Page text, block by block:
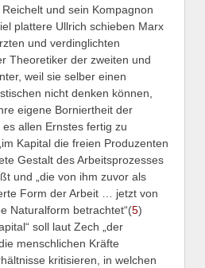
und sein Kompagnon
plattere Ullrich schieben Marx
und verdinglichten
Theoretiker der zweiten und
weil sie selber einen
nicht denken können,
eigene Borniertheit der
allen Ernstes fertig zu
Kapital die freien Produzenten
Gestalt des Arbeitsprozesses
und „die von ihm zuvor als
Form der Arbeit … jetzt von
Naturalform betrachtet“(5)
soll laut Zech „der
menschlichen Kräfte
kritisieren, in welchen